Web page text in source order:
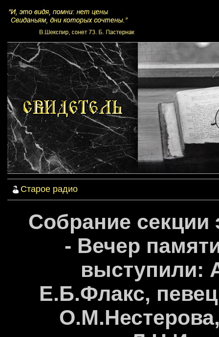
Старое радио
Собрание секции
- Вечер
выступили:
Е.Б.Флакс,